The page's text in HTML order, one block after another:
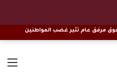
مرفق عام تثير غضب المواطنين